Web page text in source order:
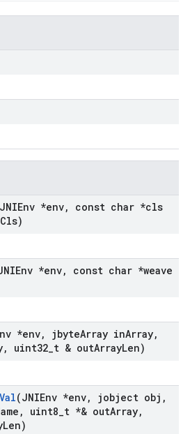
*env,
const char *cls
Cls)
*env,
const char *weave
*env, jbyteArray inArray,
, uint32 t & outArrayLen)
Val(JNIEnv *env, jobject obj ,
, uint8 t *& outArray,
Len)